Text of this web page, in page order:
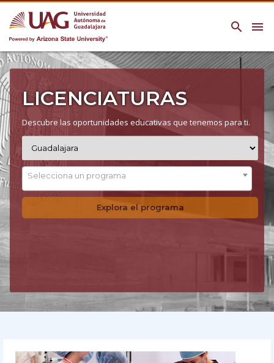
menu
search
LICENCIATURAS
Descubre las oportunidades educativas que tenemos para ti.
Selecciona un programa
Explora el programa